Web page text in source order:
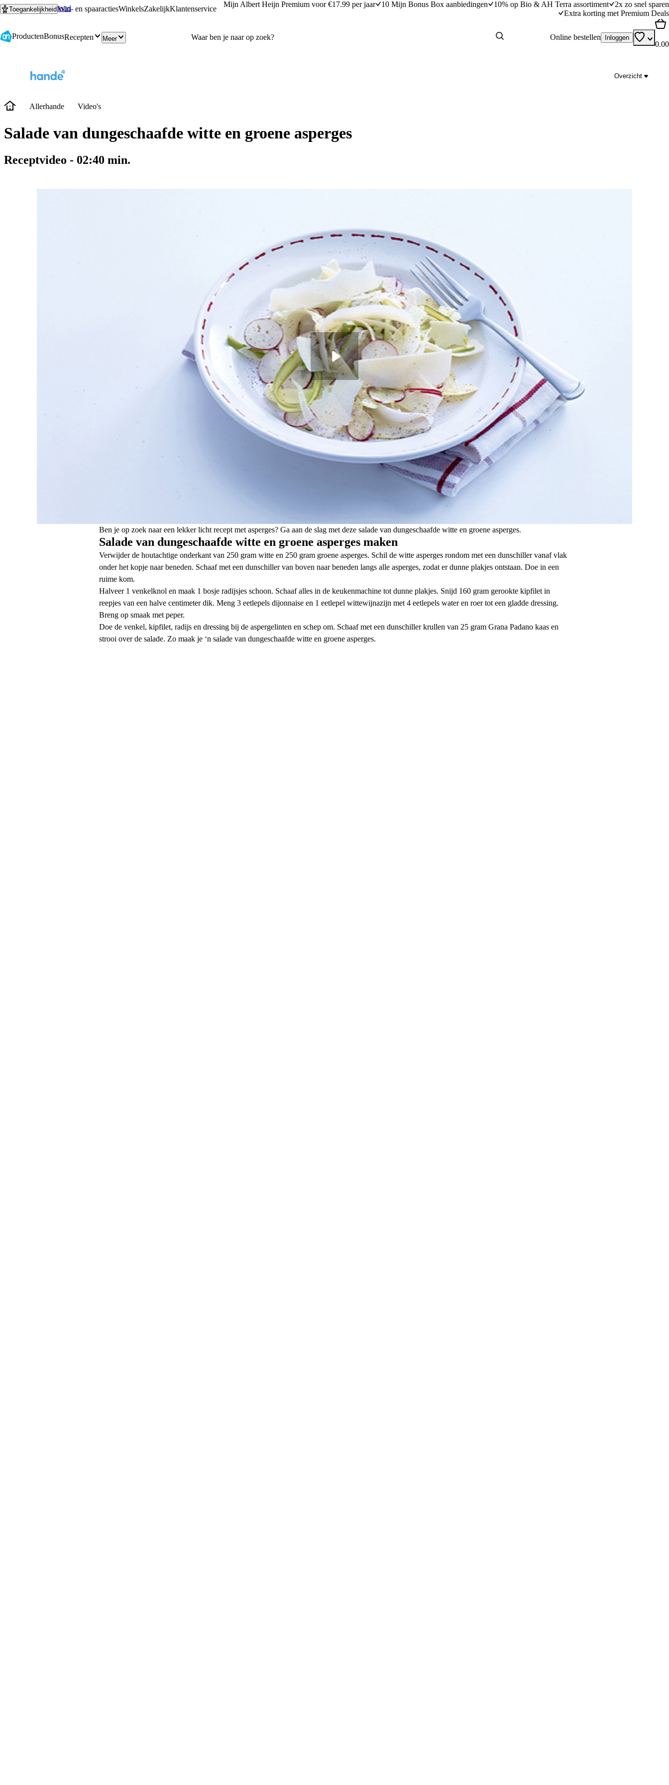
Ga naar hoofdinhoud
Ga naar zoeken
ToegankelijkheidWin- en spaaractiesWinkelsZakelijkKlantenservice
Mijn Albert Heijn Premium voor €17.99 per jaar 10 Mijn Bonus Box aanbiedingen 10% op Bio & AH Terra assortiment
2x zo snel sparen
Extra korting met Premium Deals
ProductenBonusRecepten Meer Online bestellen Inloggen
0.00
Overzicht
Allerhande Video's
Salade van dungeschaafde witte en groene asperges
Receptvideo - 02:40 min.
Ben je op zoek naar een lekker licht recept met asperges? Ga aan de slag met deze salade van dungeschaafde witte en groene asperges.
Salade van dungeschaafde witte en groene asperges maken
Verwijder de houtachtige onderkant van 250 gram witte en 250 gram groene asperges. Schil de witte asperges rondom met een dunschiller vanaf vlak
onder het kopje naar beneden. Schaaf met een dunschiller van boven naar beneden langs alle asperges, zodat er dunne plakjes ontstaan. Doe in een
ruime kom.
Halveer 1 venkelknol en maak 1 bosje radijsjes schoon. Schaaf alles in de keukenmachine tot dunne plakjes. Snijd 160 gram gerookte kipfilet in
reepjes van een halve centimeter dik. Meng 3 eetlepels dijonnaise en 1 eetlepel wittewijnazijn met 4 eetlepels water en roer tot een gladde dressing.
Breng op smaak met peper.
Doe de venkel, kipfilet, radijs en dressing bij de aspergelinten en schep om. Schaaf met een dunschiller krullen van 25 gram Grana Padano kaas en
strooi over de salade. Zo maak je ‘n salade van dungeschaafde witte en groene asperges.